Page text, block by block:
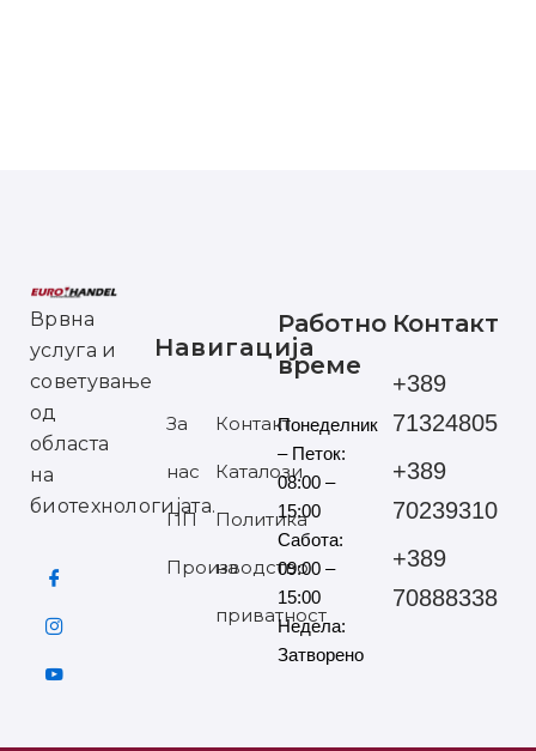
Врвна
услуга и
советување
од
областа
на
биотехнологијата.
Навигација
За
нас
ПП
Производство
Контакт
Каталози
Политика
на
приватност
Работно
време
Понеделник
– Петок:
08:00 –
15:00
Сабота:
09:00 –
15:00
Недела:
Затворено
Контакт
+389
71324805
+389
70239310
+389
70888338